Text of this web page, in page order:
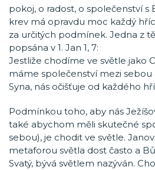
pokoj, o radost, o společenství s
krev má opravdu moc každý
za určitých podmínek. Jedna z
popsána v 1. Jan 1, 7:
Jestliže chodíme ve světle jako
máme společenství mezi sebou
Syna, nás očišťuje od každého
Podmínkou toho, aby nás
také abychom měli skutečné
sebou), je chodit ve světle.
metaforou světla dost často a
Svatý, bývá světlem nazýván.